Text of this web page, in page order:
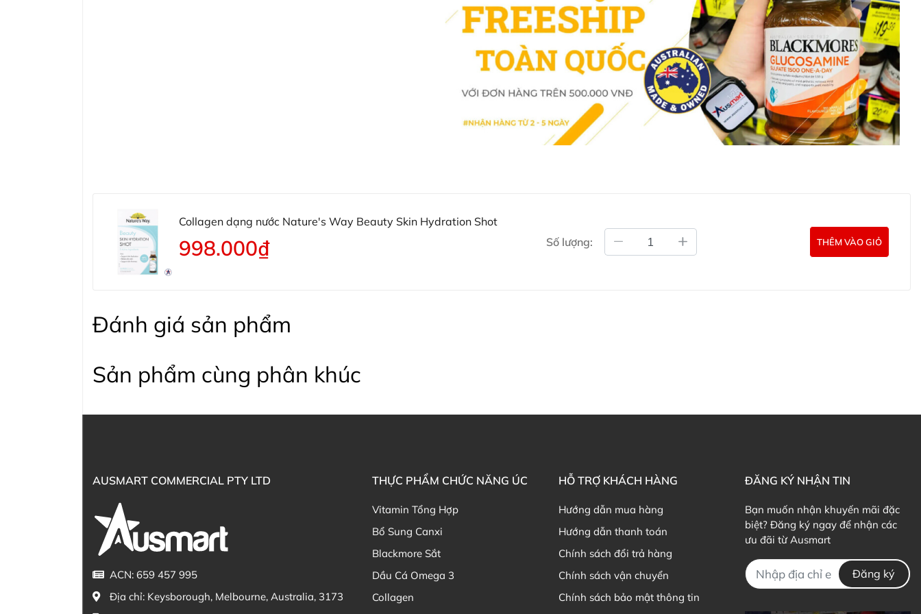
Thành Phần
Mỗi ống 50ml chứa:
Hyaluronic Acid: 120mg
Vitamin E: 1.9mg
Biotin: 50 micrograms
Zinc Gluconate: 43.7mg (tương đương 5.2mg Zinc)
Thành phần Nature's Way Beauty Skin Hydration Shot của Úc
Collagen dạng nước Nature's Way Beauty Skin Hydration Shot
998.000₫ Số lượng: THÊM VÀO GIỎ
Đánh giá sản phẩm
Sản phẩm cùng phân khúc
AUSMART COMMERCIAL PTY LTD
ACN: 659 457 995
Địa chỉ: Keysborough, Melbourne, Australia, 3173
THỰC PHẨM CHỨC NĂNG ÚC
Vitamin Tổng Hợp
Bổ Sung Canxi
Blackmore Sắt
Dầu Cá Omega 3
Collagen
HỖ TRỢ KHÁCH HÀNG
Hướng dẫn mua hàng
Hướng dẫn thanh toán
Chính sách đổi trả hàng
Chính sách vận chuyển
Chính sách bảo mật thông tin
ĐĂNG KÝ NHẬN TIN
Bạn muốn nhận khuyến mãi đặc
biệt? Đăng ký ngay để nhận các
ưu đãi từ Ausmart
Đăng ký